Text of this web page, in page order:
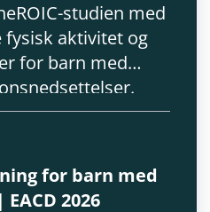
studien med
fysisk aktivitet og
for barn med
for barn med
2026